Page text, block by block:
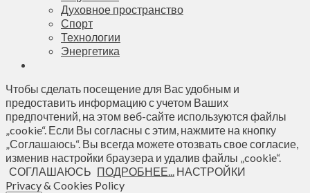
Духовное пространство
Спорт
Технологии
Энергетика
Чтобы сделать посещение для Вас удобным и
предоставить информацию с учетом Ваших
предпочтений, на этом веб-сайте используются файлы
„cookie“. Если Вы согласны с этим, нажмите на кнопку
„Соглашаюсь“. Вы всегда можете отозвать свое согласие,
изменив настройки браузера и удалив файлы „cookie“.
СОГЛАШАЮСЬ ПОДРОБНЕЕ... НАСТРОЙКИ
Privacy & Cookies Policy